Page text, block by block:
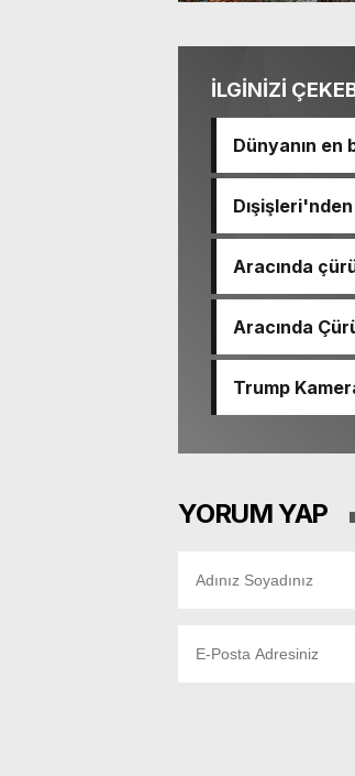
İLGİNİZİ
Dünyanın en
Aracında
çıktı
Aracında
Trump
YORUM YAP